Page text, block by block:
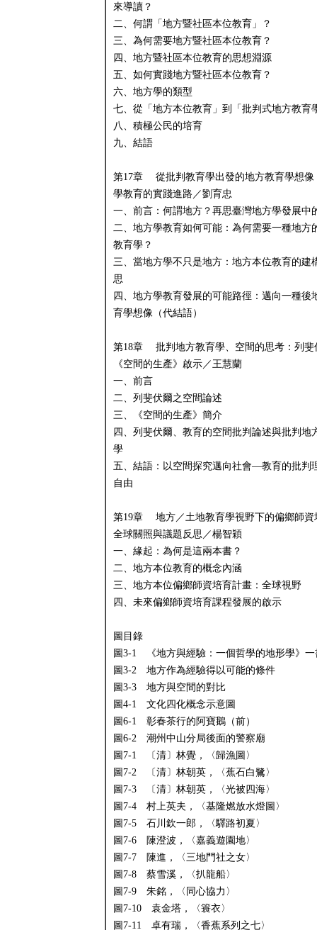
來導讀？
二、何謂「地方暨社區本位教育」？
三、為何需要地方暨社區本位教育？
四、地方暨社區本位教育的思想淵源
五、如何實踐地方暨社區本位教育？
六、地方學的類型
七、從「地方本位教育」到「批判式地方教育
八、積極公民的培育
九、結語
第17章 從批判教育學出發的地方教育學想像
學教育的實踐進路／劉育忠
一、前言：何謂地方？再思臺灣地方學發展中
二、地方學教育如何可能：為何需要一種地方
教育學？
三、當地方學不只是地方：地方本位教育的建
思
四、地方學教育發展的可能路徑：邁向一種後
育學想像（代結語）
第18章 批判地方教育學、空間的思考：列斐
《空間的生產》啟示／王慧蘭
一、前言
二、列斐伏爾之空間論述
三、《空間的生產》簡介
四、列斐伏爾、教育的空間批判論述與批判地
學
五、結語：以空間探究邁向社會—教育的批判
自由
第19章 地方／土地教育學視野下的偏鄉師資
全球關照與議題反思／楊智穎
一、緣起：為何是這兩本書？
二、地方本位教育的概念內涵
三、地方本位偏鄉師資培育計畫：全球視野
四、未來偏鄉師資培育課程發展的啟示
圖目錄
圖3-1 《地方與經驗：一個哲學的地形學》一
圖3-2 地方作為經驗得以可能的條件
圖3-3 地方與空間的對比
圖4-1 文化四化概念示意圖
圖6-1 彰春茶行的阿寶鵝（前）
圖6-2 潮州中山分局後面的警察廟
圖7-1 〔清〕林覺，〈歸漁圖〉
圖7-2 〔清〕林朝英，〈蕉石白鷺〉
圖7-3 〔清〕林朝英，〈光被四海〉
圖7-4 村上英夫，〈基隆燃放水燈圖〉
圖7-5 石川欽一郎，〈驛路初夏〉
圖7-6 陳澄波，〈嘉義遊園地〉
圖7-7 陳進，〈三地門社之女〉
圖7-8 蔡雪溪，〈扒龍船〉
圖7-9 朱銘，〈同心協力〉
圖7-10 袁金塔，〈簑衣〉
圖7-11 卓有瑞，〈香蕉系列之七〉